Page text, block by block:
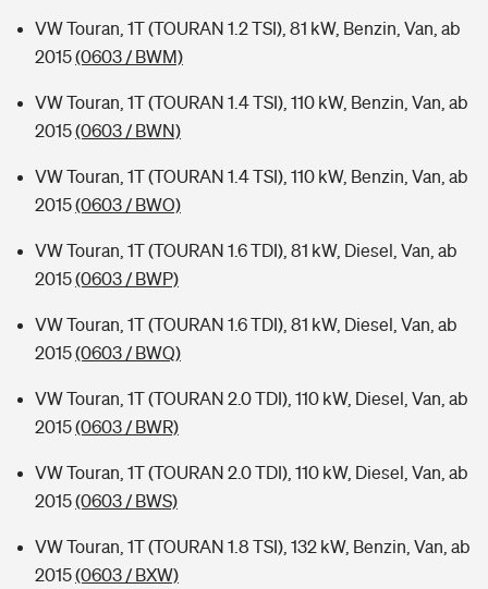
VW Touran, 1T (TOURAN 1.2 TSI), 81 kW, Benzin, Van, ab
2015(0603 / BWM)
VW Touran, 1T (TOURAN 1.4 TSI), 110 kW, Benzin, Van, ab
2015(0603 / BWN)
VW Touran, 1T (TOURAN 1.4 TSI), 110 kW, Benzin, Van, ab
2015(0603 / BWO)
VW Touran, 1T (TOURAN 1.6 TDI), 81 kW, Diesel, Van, ab
2015(0603 / BWP)
VW Touran, 1T (TOURAN 1.6 TDI), 81 kW, Diesel, Van, ab
2015(0603 / BWQ)
VW Touran, 1T (TOURAN 2.0 TDI), 110 kW, Diesel, Van, ab
2015(0603 / BWR)
VW Touran, 1T (TOURAN 2.0 TDI), 110 kW, Diesel, Van, ab
2015(0603 / BWS)
VW Touran, 1T (TOURAN 1.8 TSI), 132 kW, Benzin, Van, ab
2015(0603 / BXW)